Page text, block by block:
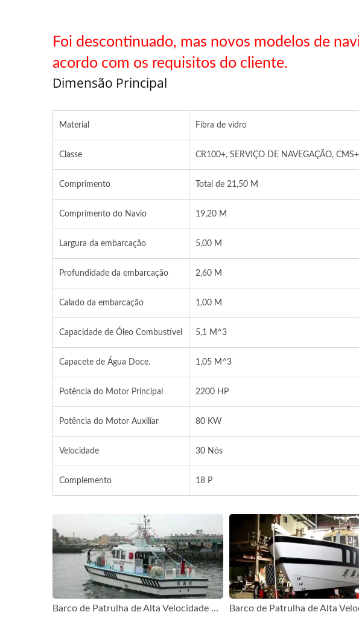
Foi descontinuado, mas novos modelos de
acordo com os requisitos do cliente.
Dimensão Principal
Material Fibra de vidro
Classe CR100+, SERVIÇO DE NAVEGAÇÃO, CMS+
Comprimento Total de 21,50 M
Comprimento do Navio 19,20 M
Largura da embarcação 5,00 M
Profundidade da embarcação 2,60 M
Calado da embarcação 1,00 M
Capacidade de Óleo Combustível 5,1 M^3
Capacete de Água Doce. 1,05 M^3
Potência do Motor Principal 2200 HP
Potência do Motor Auxiliar 80 KW
Velocidade 30 Nós
Complemento 18 P
Barco de Patrulha de Alta Velocidade 55GT FRP (1)
Barco De Atum Long Liner Barco De Pesca De 48